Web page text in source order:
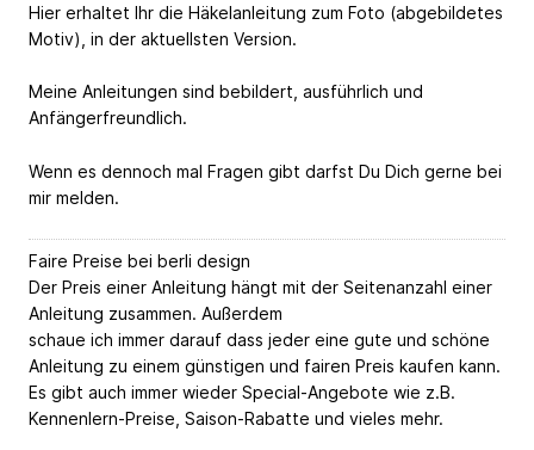
Hier erhaltet Ihr die Häkelanleitung zum Foto (abgebildetes
Motiv), in der aktuellsten Version.
Meine Anleitungen sind bebildert, ausführlich und
Anfängerfreundlich.
Wenn es dennoch mal Fragen gibt darfst Du Dich gerne bei
mir melden.
Faire Preise bei berli design
Der Preis einer Anleitung hängt mit der Seitenanzahl einer
Anleitung zusammen. Außerdem
schaue ich immer darauf dass jeder eine gute und schöne
Anleitung zu einem günstigen und fairen Preis kaufen kann.
Es gibt auch immer wieder Special-Angebote wie z.B.
Kennenlern-Preise, Saison-Rabatte und vieles mehr.